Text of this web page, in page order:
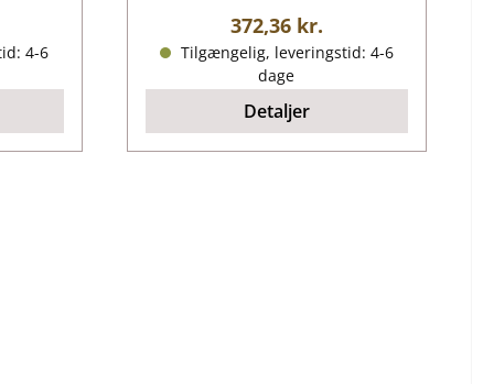
4-6
Almindelig pris:
372,36 kr.
Tilgængelig, leveringstid: 4-6
dage
Detaljer